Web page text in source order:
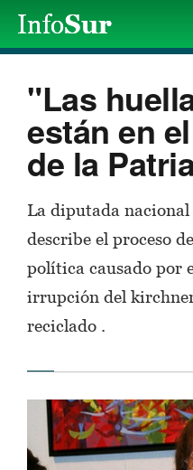
"Las
están en
de la
La diputada
describe el proceso
política causado por
irrupción del
reciclado .